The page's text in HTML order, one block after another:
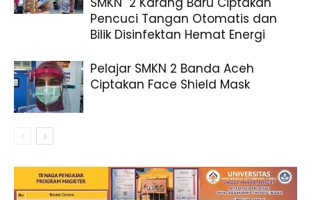
Pencuci Tangan Otomatis dan
Bilik Disinfektan Hemat Energi
Pelajar SMKN 2 Banda Aceh
Ciptakan Face Shield Mask